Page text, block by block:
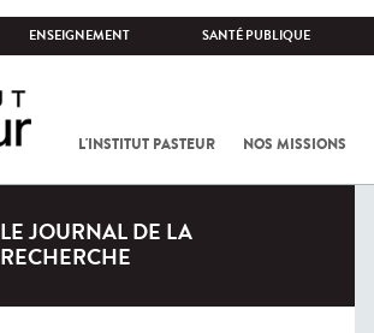
ENSEIGNEMENT SANTÉ PUBLIQUE
L'INSTITUT PASTEUR NOS MISSIONS
LE JOURNAL DE LA
RECHERCHE